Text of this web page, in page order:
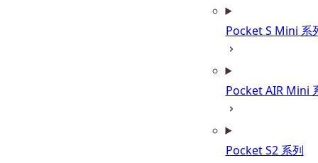
Pocket S Mini 系
Pocket AIR Mini
Pocket S2 系列